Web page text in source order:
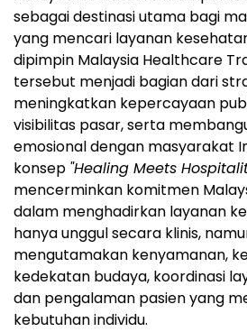
sebagai destinasi utama bagi
yang mencari layanan
dipimpin Malaysia Healthcare
tersebut menjadi bagian dari
meningkatkan kepercayaan
visibilitas pasar, serta
emosional dengan masyarakat
konsep "Healing Meets
mencerminkan komitmen
dalam menghadirkan layanan
hanya unggul secara klinis,
mengutamakan kenyamanan,
kedekatan budaya, koordinasi
dan pengalaman pasien yang
kebutuhan individu.